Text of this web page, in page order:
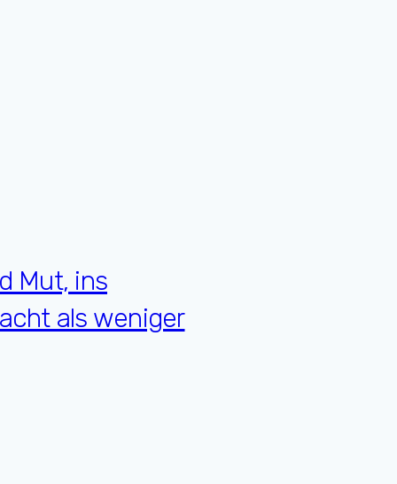
Mut, ins
als weniger